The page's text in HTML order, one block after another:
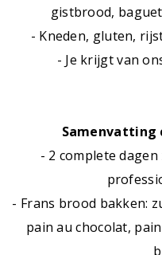
gistbrood,
- Kneden, gluten,
- Je krijgt van
Samenvatting
- 2 complete
- Frans brood bakken:
pain au chocolat,